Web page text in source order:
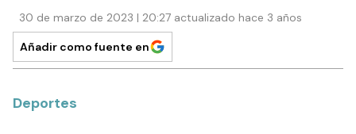
30 de marzo de 2023 | 20:27 actualizado hace 3 años
Añadir como fuente en
Deportes